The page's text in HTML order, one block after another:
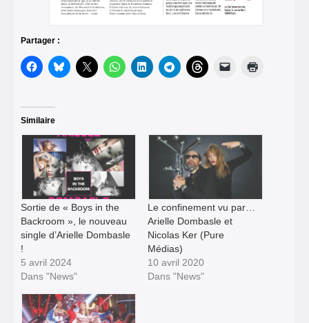
Partager :
Similaire
Sortie de « Boys in the
Backroom », le nouveau
single d’Arielle Dombasle
!
5 avril 2024
Dans "News"
Le confinement vu par…
Arielle Dombasle et
Nicolas Ker (Pure
Médias)
10 avril 2020
Dans "News"